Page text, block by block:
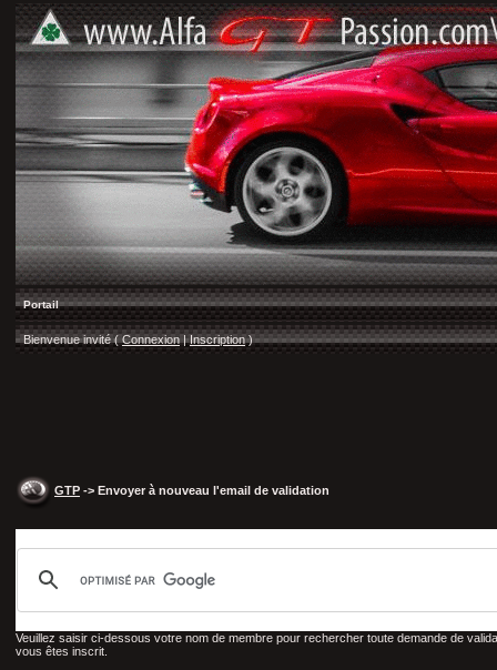
Portail
Bienvenue invité ( Connexion |Inscription)
GTP -> Envoyer à nouveau l'email de validation
Veuillez saisir ci-dessous votre nom de membre pour rechercher toute demande de
vous êtes inscrit.